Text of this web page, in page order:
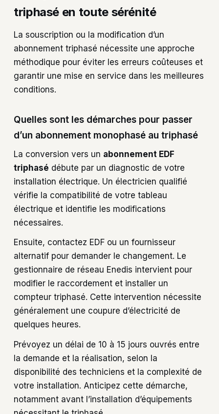
triphasé en toute sérénité
La souscription ou la modification d’un
abonnement triphasé nécessite une approche
méthodique pour éviter les erreurs coûteuses et
garantir une mise en service dans les meilleures
conditions.
Quelles sont les démarches pour passer
d’un abonnement monophasé au triphasé
La conversion vers un abonnement EDF
triphasé débute par un diagnostic de votre
installation électrique. Un électricien qualifié
vérifie la compatibilité de votre tableau
électrique et identifie les modifications
nécessaires.
Ensuite, contactez EDF ou un fournisseur
alternatif pour demander le changement. Le
gestionnaire de réseau Enedis intervient pour
modifier le raccordement et installer un
compteur triphasé. Cette intervention nécessite
généralement une coupure d’électricité de
quelques heures.
Prévoyez un délai de 10 à 15 jours ouvrés entre
la demande et la réalisation, selon la
disponibilité des techniciens et la complexité de
votre installation. Anticipez cette démarche,
notamment avant l’installation d’équipements